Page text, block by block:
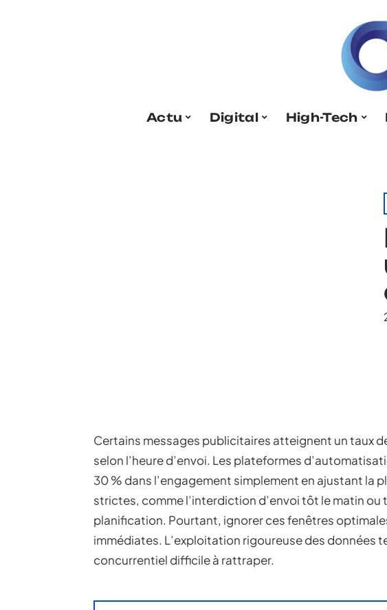
Actu Digital High-Tech
Certains messages publicitaires atteignent un taux
selon l’heure d’envoi. Les plateformes
30 % dans l’engagement simplement en ajustant la
strictes, comme l’interdiction d’envoi tôt le matin ou
planification. Pourtant, ignorer ces fenêtres
immédiates. L’exploitation rigoureuse des données
concurrentiel difficile à rattraper.